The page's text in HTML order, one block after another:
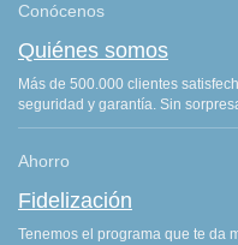
Conócenos
Quiénes somos
Más de 500.000 clientes
seguridad y garantía. Sin
Ahorro
Fidelización
Tenemos el programa que te da